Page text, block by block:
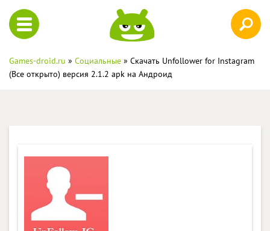
Games-droid.ru » Социальные » Скачать Unfollower for Instagram
(Все открыто) версия 2.1.2 apk на Андроид